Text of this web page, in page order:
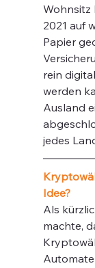
Wohnsitz
2021 auf
Papier
rein
werden
Ausland
jedes
Idee?
Als
machte,